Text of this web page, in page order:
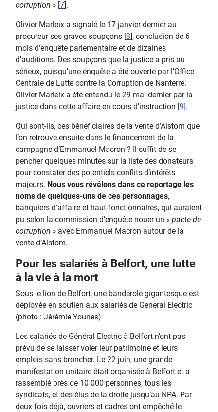
corruption » [7].
Olivier Marleix a signalé le 17 janvier dernier au
procureur ses graves soupçons [8], conclusion de 6
mois d’enquête parlementaire et de dizaines
d’auditions. Des soupçons que la justice a pris au
sérieux, puisqu’une enquête a été ouverte par l’Office
Centrale de Lutte contre la Corruption de Nanterre.
Olivier Marleix a été entendu le 29 mai dernier par la
justice dans cette affaire en cours d’instruction [9].
Qui sont-ils, ces bénéficiaires de la vente d’Alstom que
l’on retrouve ensuite dans le financement de la
campagne d’Emmanuel Macron ? Il suffit de se
pencher quelques minutes sur la liste des donateurs
pour constater des potentiels conflits d’intérêts
majeurs. Nous vous révélons dans ce reportage les
noms de quelques-uns de ces personnages,
banquiers d’affaire et haut-fonctionnaires, qui auraient
pu selon la commission d’enquête nouer un « pacte de
corruption » avec Emmanuel Macron autour de la
vente d’Alstom.
Pour les salariés à Belfort, une lutte
à la vie à la mort
Sous le lion de Belfort, une banderole gigantesque est
déployée en soutien aux salariés de General Electric
(photo : Jérémie Younes)
Les salariés de Général Electric à Belfort n’ont pas
prévu de se laisser voler leur patrimoine et leurs
emplois sans broncher. Le 22 juin, une grande
manifestation unitaire était organisée à Belfort et a
rassemblé près de 10 000 personnes, tous les
syndicats, et des élus de la droite jusqu’au NPA. Par
deux fois déjà, ouvriers et cadres ont empêché le